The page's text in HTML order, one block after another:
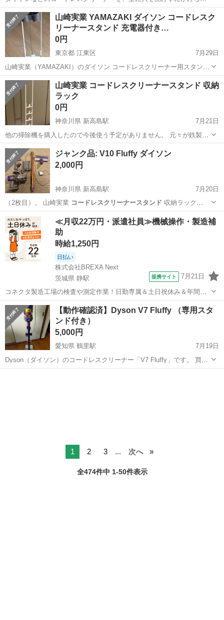
るスタンドです。 V10をかけて使用していましたが、買い替えの為不
要になりましたのでどなたかに使っていただければと思います。 よろ
しくお願いします。
大阪 大阪市 放出駅
山崎実業 YAMAZAKI ダイソン コードレスク
リーナースタンド 充電器付き…
0円
東京都 江東区
7月29日
山崎実業（YAMAZAKI）のダイソン コードレスクリーナー用スタンド
です。 ※現在、お問い合わせいただいた方とお取引を進めています ダ
イソン掃除機本体が故障し処分したため、スタンドが不要になりまし
東京 江東区 その他
山崎実業 コードレスクリーナースタンド 収納
ラック
0円
神奈川県 新高島駅
7月21日
他の掃除機を購入したので今後使う予定がありません。 元々が鉄製な
ので、正味新品とはあまり変わらないと思います。 コードレス掃除機
をスリムに収納できる、ホワイトカラーのスチール製自立式スタンド
です。 - ブランド: 山崎実...
神奈川 横浜市 新高島駅
コードレスクリーナースタンド
ジャンク品: V10 Fluffy ダイソン
2,000円
神奈川県 新高島駅
7月20日
（2枚目）。 山崎実業 コードレスクリーナースタンド 収納ラック
https:…
神奈川 横浜市 新高島駅 生活家電
≪月収22万円・派遣社員≫機械操作・製造補
助
時給1,250円
日払い
株式会社BREXA Next
茨城県 静駅
提携サイト 7月21日
コネクタ製造工場の検査や測定作業！日勤専属＆土日祝休み＆年間休
日128日★クリーンルーム内作業★マイカー通勤OK＆無料駐車場あり
★就業先食堂利用可！日払い制度あり！《茨城県常陸大宮市》 人気の
工場のお仕事 ◇コネクタ製造工...
茨城 常陸大宮市 静駅 その他
【動作確認済】Dyson V7 Fluffy （専用スタ
ンド付き）
5,000円
愛知県 鶴里駅
7月19日
Dyson（ダイソン）のコードレスクリーナー「V7 Fluffy」です。 買い
替えに伴い不要となったため、出品いたします。 【商品の状態】 ・日
1 2 3 ... 次へ
全474件中 1-50件表示